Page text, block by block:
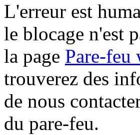
L'erreur est
le blocage n'est
la page Pare-feu
trouverez des
de nous
du pare-feu.